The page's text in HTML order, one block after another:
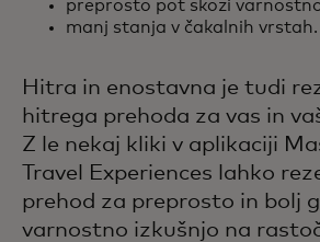
preprosto pot skozi
manj stanja v čakalnih vrstah.
Hitra in enostavna je tudi
hitrega prehoda za vas in
Z le nekaj kliki v aplikaciji
Travel Experiences lahko
prehod za preprosto in bolj
varnostno izkušnjo na